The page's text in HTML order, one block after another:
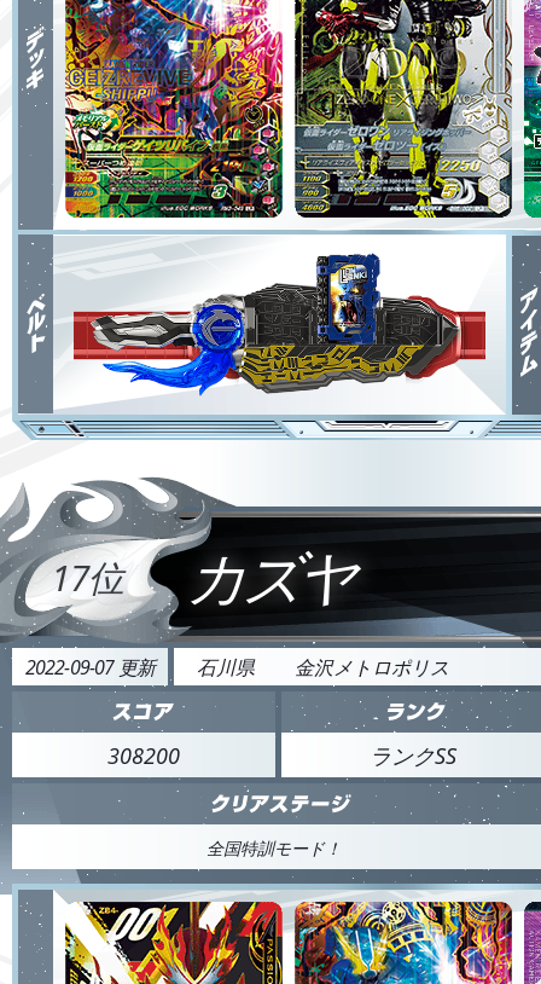
17位 カズヤ
2022-09-07 更新 石川県 金沢メトロポリス
308200 ランクSS
全国特訓モード！